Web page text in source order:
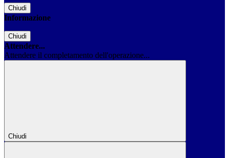
Chiudi
Informazione
Chiudi
Attendere...
Attendere il completamento dell'operazione...
Chiudi